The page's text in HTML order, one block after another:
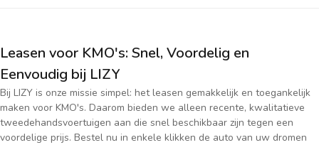
Leasen voor KMO's: Snel, Voordelig en
Eenvoudig bij LIZY
Bij LIZY is onze missie simpel: het leasen gemakkelijk en toegankelijk
maken voor KMO's. Daarom bieden we alleen recente, kwalitatieve
tweedehandsvoertuigen aan die snel beschikbaar zijn tegen een
voordelige prijs. Bestel nu in enkele klikken de auto van uw dromen